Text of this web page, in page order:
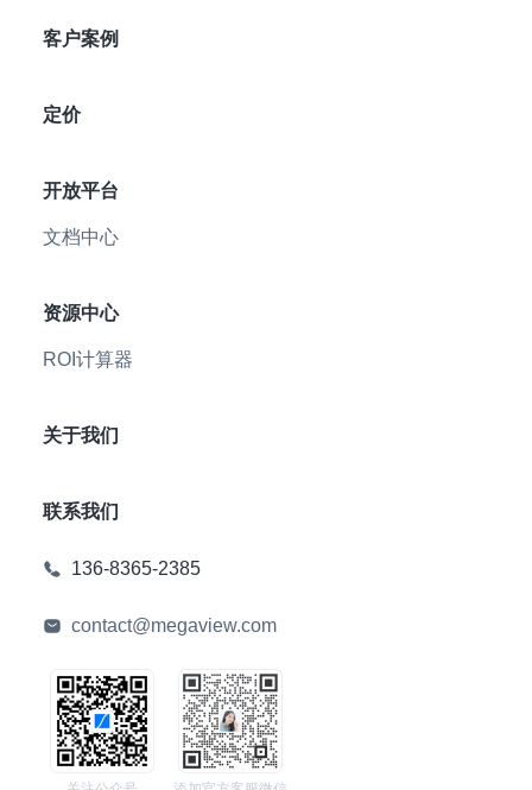
客户案例
定价
开放平台
文档中心
资源中心
ROI计算器
关于我们
联系我们
136-8365-2385
contact@megaview.com